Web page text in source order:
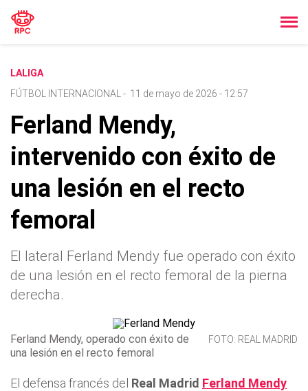
LALIGA
FÚTBOL INTERNACIONAL
- 11 de mayo de 2026 - 12:57
Ferland Mendy,
intervenido con éxito de
una lesión en el recto
femoral
El lateral Ferland Mendy fue operado con éxito
de una lesión en el recto femoral de la pierna
derecha.
Ferland Mendy, operado con éxito de
una lesión en el recto femoral
FOTO: REAL MADRID
El defensa francés del Real Madrid Ferland Mendy